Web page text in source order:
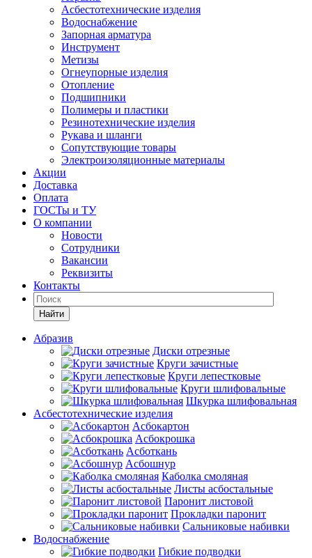
Асбестотехнические изделия
Водоснабжение
Запорная арматура
Инструмент
Метизы
Огнеупорные изделия
Отопление
Подшипники
Полимеры и пластики
Резинотехнические изделия
Рукава и шланги
Сопутствующие товары
Электроизоляционные материалы
Акции
Доставка
Оплата
ГОСТы и ТУ
О компании
Новости
Сотрудники
Вакансии
Реквизиты
Контакты
Найти
Абразив
Диски отрезные
Круги зачистные
Круги лепестковые
Круги шлифовальные
Шкурка шлифовальная
Асбестотехнические изделия
Асбокартон
Асбокрошка
Асботкань
Асбошнур
Каболка смоляная
Листы асбостальные
Паронит листовой
Прокладки паронит
Сальниковые набивки
Водоснабжение
Гибкие подводки